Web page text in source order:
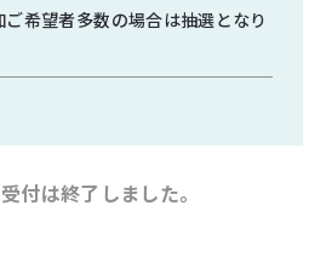
希望者多数の場合は抽選となり
付は終了しました。